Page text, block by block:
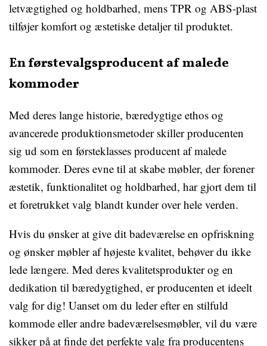
letvægtighed og holdbarhed, mens TPR og ABS-plast
tilføjer komfort og æstetiske detaljer til produktet.
En førstevalgsproducent af malede
kommoder
Med deres lange historie, bæredygtige ethos og
avancerede produktionsmetoder skiller producenten
sig ud som en førsteklasses producent af malede
kommoder. Deres evne til at skabe møbler, der forener
æstetik, funktionalitet og holdbarhed, har gjort dem til
et foretrukket valg blandt kunder over hele verden.
Hvis du ønsker at give dit badeværelse en opfriskning
og ønsker møbler af højeste kvalitet, behøver du ikke
lede længere. Med deres kvalitetsprodukter og en
dedikation til bæredygtighed, er producenten et ideelt
valg for dig! Uanset om du leder efter en stilfuld
kommode eller andre badeværelsesmøbler, vil du være
sikker på at finde det perfekte valg fra producentens